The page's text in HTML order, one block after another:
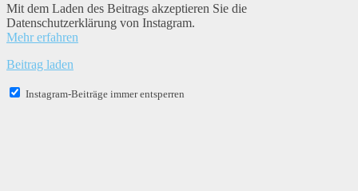
Mit dem Laden des Beitrags akzeptieren Sie die
Datenschutzerklärung von Instagram.
Mehr erfahren
Beitrag laden
Instagram-Beiträge immer entsperren